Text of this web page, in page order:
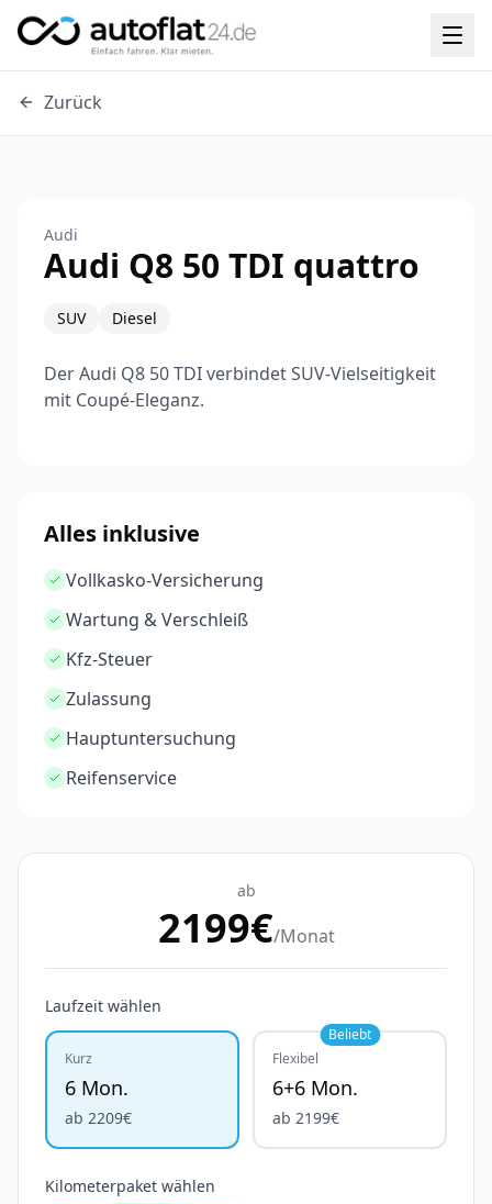
Zurück
Audi
Audi Q8 50 TDI quattro
SUV Diesel
Der Audi Q8 50 TDI verbindet SUV-Vielseitigkeit
mit Coupé-Eleganz.
Alles inklusive
Vollkasko-Versicherung
Wartung & Verschleiß
Kfz-Steuer
Zulassung
Hauptuntersuchung
Reifenservice
ab
2199€/Monat
Laufzeit wählen
Kurz
6 Mon.
ab 2209€
Beliebt
Flexibel
6+6 Mon.
ab 2199€
Kilometerpaket wählen